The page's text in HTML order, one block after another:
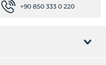
+90 850 333 0 220